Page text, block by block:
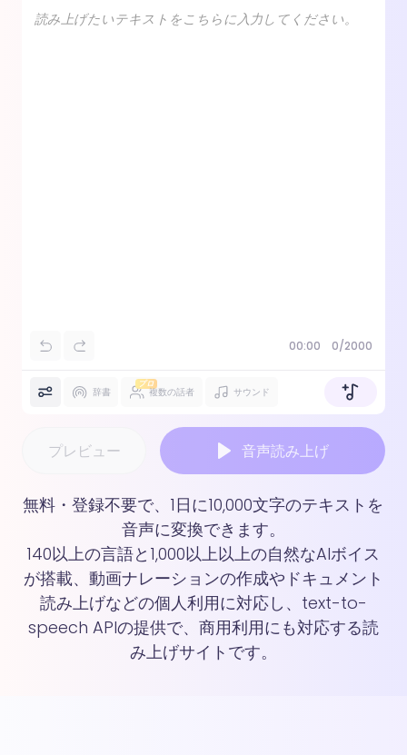
00:00 0/2000
辞書
プロ
複数の話者 サウンド
プレビュー 音声読み上げ
無料・登録不要で、1日に10,000文字のテキストを
音声に変換できます。
140以上の言語と1,000以上以上の自然なAIボイス
が搭載、動画ナレーションの作成やドキュメント
読み上げなどの個人利用に対応し、text-to-
speech APIの提供で、商用利用にも対応する読
み上げサイトです。